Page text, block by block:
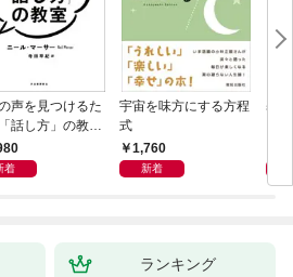
声を見つけるた
話し方」の教
ｒａｃｙ（オラ
着
宇宙を味方にする方程
式
1,760
新着
基
ランキング